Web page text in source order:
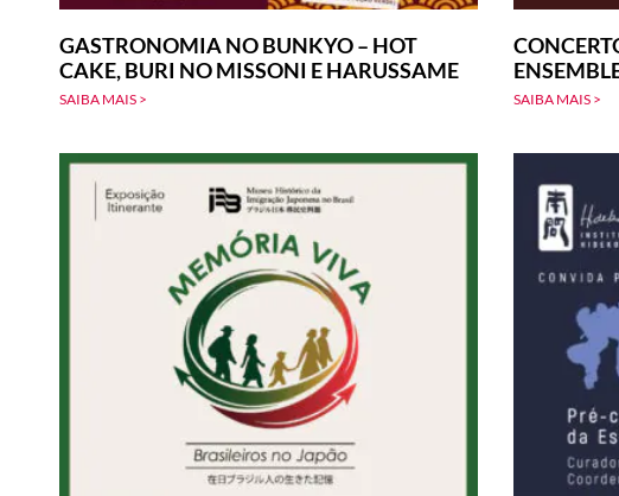
GASTRONOMIA NO BUNKYO – HOT
CAKE, BURI NO MISSONI E HARUSSAME
SAIBA MAIS > SAIBA MAIS >